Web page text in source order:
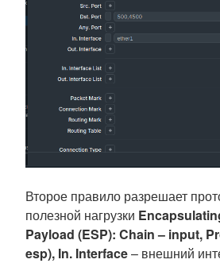
Второе правило разрешает
полезной нагрузки
Payload (ESP): Chain – input,
esp), In. Interface– внешний